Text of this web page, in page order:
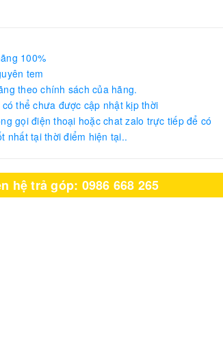
100%
tem
theo chính sách của hãng.
thể chưa được cập nhật kịp thời
gọi điện thoại hoặc chat zalo trực tiếp để có
nhất tại thời điểm hiện tại..
hệ trả góp: 0986 668 265